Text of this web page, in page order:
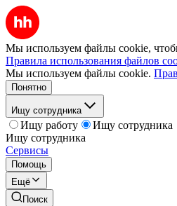
Мы используем файлы cookie,
Правила использования файлов
Мы используем файлы cookie.
Понятно
Ищу сотрудника
Ищу работу
Ищу сотрудника
Ищу сотрудника
Сервисы
Помощь
Ещё
Поиск